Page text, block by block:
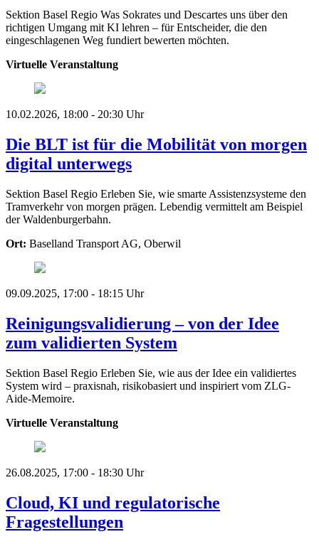
Sektion Basel Regio Was Sokrates und Descartes uns über den
richtigen Umgang mit KI lehren – für Entscheider, die den
eingeschlagenen Weg fundiert bewerten möchten.
Virtuelle Veranstaltung
10.02.2026, 18:00 - 20:30 Uhr
Die BLT ist für die Mobilität von morgen
digital unterwegs
Sektion Basel Regio Erleben Sie, wie smarte Assistenzsysteme den
Tramverkehr von morgen prägen. Lebendig vermittelt am Beispiel
der Waldenburgerbahn.
Ort: Baselland Transport AG, Oberwil
09.09.2025, 17:00 - 18:15 Uhr
Reinigungsvalidierung – von der Idee
zum validierten System
Sektion Basel Regio Erleben Sie, wie aus der Idee ein validiertes
System wird – praxisnah, risikobasiert und inspiriert vom ZLG-
Aide-Memoire.
Virtuelle Veranstaltung
26.08.2025, 17:00 - 18:30 Uhr
Cloud, KI und regulatorische
Fragestellungen